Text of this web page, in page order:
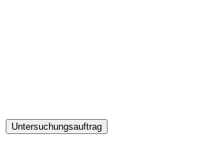
Untersuchungsauftrag